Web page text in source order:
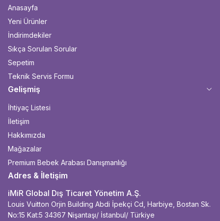
Anasayfa
Yeni Ürünler
İndirimdekiler
Sıkça Sorulan Sorular
Sepetim
Teknik Servis Formu
Gelişmiş
İhtiyaç Listesi
İletişim
Hakkımızda
Mağazalar
Premium Bebek Arabası Danışmanlığı
Adres & İletişim
iMiR Global Dış Ticaret Yönetim A.Ş.
Louis Vuitton Orjin Building Abdi İpekçi Cd, Harbiye, Bostan Sk.
No:15 Kat:5 34367 Nişantaşı/ İstanbul/ Türkiye